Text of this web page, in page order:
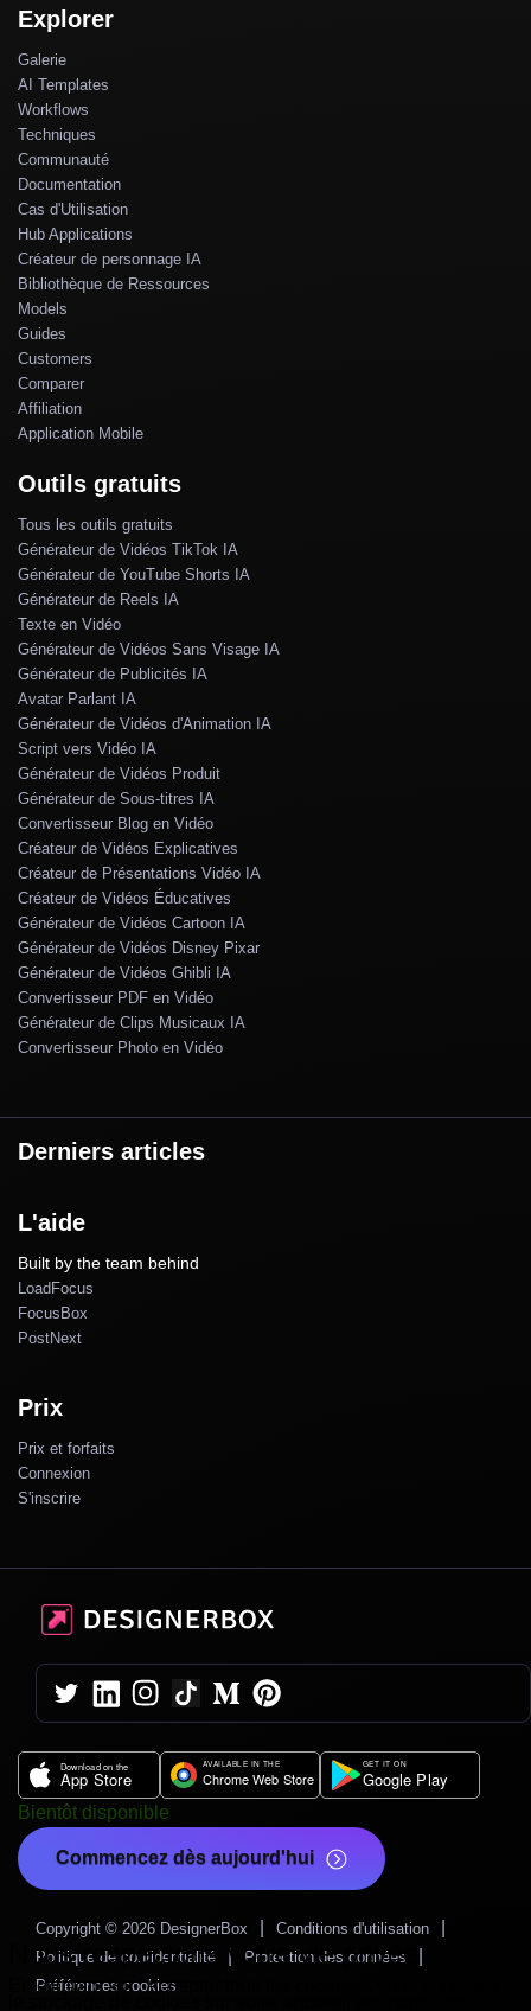
Explorer
Galerie
AI Templates
Workflows
Techniques
Communauté
Documentation
Cas d'Utilisation
Hub Applications
Créateur de personnage IA
Bibliothèque de Ressources
Models
Guides
Customers
Comparer
Affiliation
Application Mobile
Outils gratuits
Tous les outils gratuits
Générateur de Vidéos TikTok IA
Générateur de YouTube Shorts IA
Générateur de Reels IA
Texte en Vidéo
Générateur de Vidéos Sans Visage IA
Générateur de Publicités IA
Avatar Parlant IA
Générateur de Vidéos d'Animation IA
Script vers Vidéo IA
Générateur de Vidéos Produit
Générateur de Sous-titres IA
Convertisseur Blog en Vidéo
Créateur de Vidéos Explicatives
Créateur de Présentations Vidéo IA
Créateur de Vidéos Éducatives
Générateur de Vidéos Cartoon IA
Générateur de Vidéos Disney Pixar
Générateur de Vidéos Ghibli IA
Convertisseur PDF en Vidéo
Générateur de Clips Musicaux IA
Convertisseur Photo en Vidéo
Derniers articles
L'aide
Built by the team behind
LoadFocus
FocusBox
PostNext
Prix
Prix et forfaits
Connexion
S'inscrire
Bientôt disponible
Commencez dès aujourd'hui
Copyright © 2026 DesignerBox Conditions d'utilisation
Politique de confidentialité | Protection des données
Préférences cookies
Nous respectons votre vie privée
En cliquant sur"Accepter tous les cookies"